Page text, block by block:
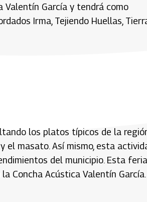
Valentín García y tendrá como
Irma, Tejiendo Huellas,
los platos típicos de la
el masato. Así mismo, esta
del municipio. Esta feria
Concha Acústica Valentín García.